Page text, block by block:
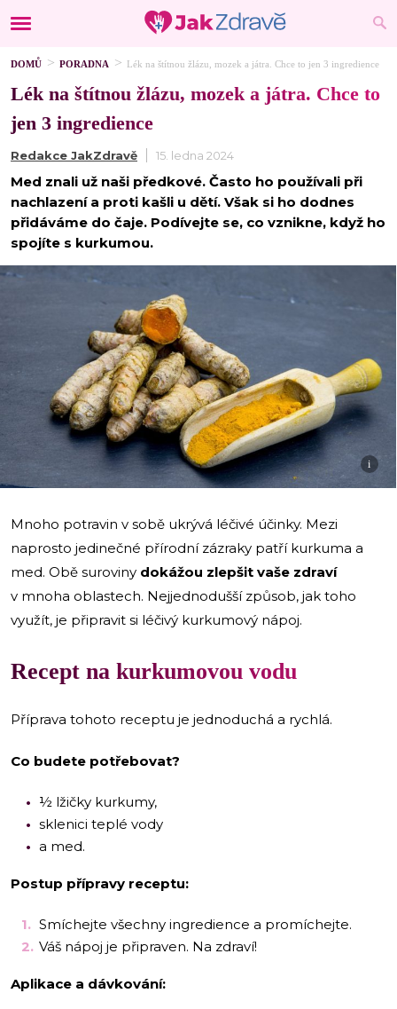
DOMŮ PORADNA Lék na štítnou žlázu, mozek a játra. Chce to jen 3 ingredience
Lék na štítnou žlázu, mozek a játra. Chce to
jen 3 ingredience
Redakce JakZdravě 15. ledna 2024
Med znali už naši předkové. Často ho používali při
nachlazení a proti kašli u dětí. Však si ho dodnes
přidáváme do čaje. Podívejte se, co vznikne, když ho
spojíte s kurkumou.
i
Mnoho potravin v sobě ukrývá léčivé účinky. Mezi
naprosto jedinečné přírodní zázraky patří kurkuma a
med. Obě suroviny dokážou zlepšit vaše zdraví
v mnoha oblastech. Nejjednodušší způsob, jak toho
využít, je připravit si léčivý kurkumový nápoj.
Recept na kurkumovou vodu
Příprava tohoto receptu je jednoduchá a rychlá.
Co budete potřebovat?
½ lžičky kurkumy,
sklenici teplé vody
a med.
Postup přípravy receptu:
Smíchejte všechny ingredience a promíchejte.
Váš nápoj je připraven. Na zdraví!
Aplikace a dávkování: